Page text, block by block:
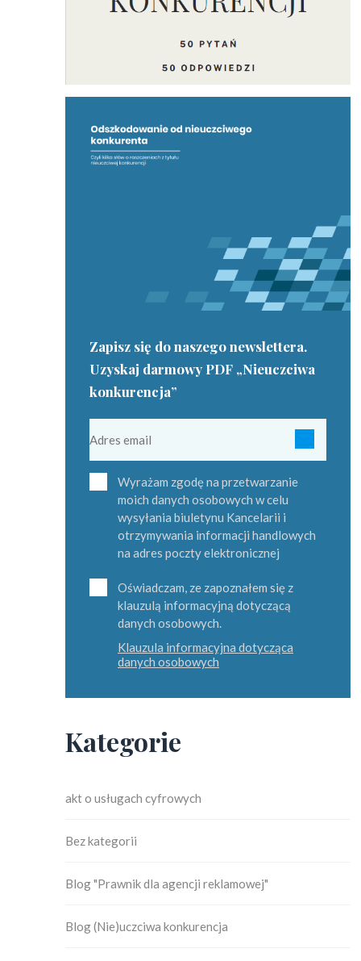
Zapisz się do naszego newslettera.
Uzyskaj darmowy PDF „Nieuczciwa
konkurencja”
Wyrażam zgodę na przetwarzanie
moich danych osobowych w celu
wysyłania biuletynu Kancelarii i
otrzymywania informacji handlowych
na adres poczty elektronicznej
Oświadczam, ze zapoznałem się z
klauzulą informacyjną dotyczącą
danych osobowych.
Klauzula informacyjna dotycząca
danych osobowych
Kategorie
akt o usługach cyfrowych
Bez kategorii
Blog "Prawnik dla agencji reklamowej"
Blog (Nie)uczciwa konkurencja